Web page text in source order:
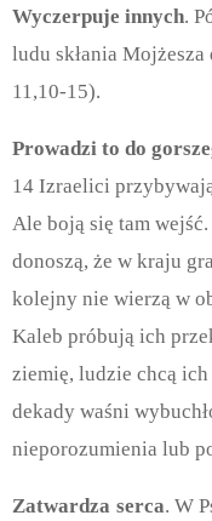
Wyczerpuje innych.
ludu skłania
11,10-15).
Prowadzi to do
14 Izraelici
Ale boją się tam
donoszą, że w kraju
kolejny nie wierzą w
Kaleb próbują ich
ziemię, ludzie chcą
dekady waśni
nieporozumienia lub
Zatwardza serca. W